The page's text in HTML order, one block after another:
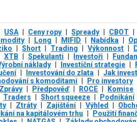
USA Ceny ropy Spready CBOT
Long MIFID Nabídka
Short Trading Výkonnost
XTB Spekulanti Investoři
náklady Investiční strategie
Investování do zlata
Jak
s komoditami
Pro investory
Zprávy Předpověď ROCE
Komise
Traders Short squeeze
Podnikání
Ztráty Zajištění Výhled
na kapitálovém trhu
Použití